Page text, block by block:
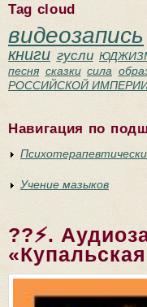
Tag cloud
видеозапись
книги гусли
песня сказки сила
РОССИЙСКОЙ
Навигация по
Учение мазыков
??⚡.